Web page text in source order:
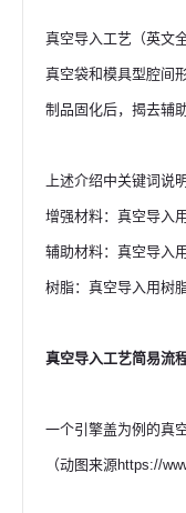
真空导入工艺（英文
真空袋和模具型腔间
制品固化后，揭去辅
上述介绍中关键词说
增强材料：真空导入
辅助材料：真空导入
树脂：真空导入用树
真空导入工艺简易流
一个引擎盖为例的真
（动图来源https://